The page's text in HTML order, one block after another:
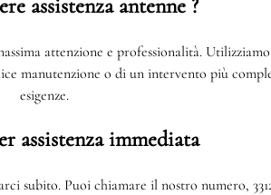
assistenza antenne ?
attenzione e professionalità.
manutenzione o di un intervento più
esigenze.
assistenza immediata
subito. Puoi chiamare il nostro numero,